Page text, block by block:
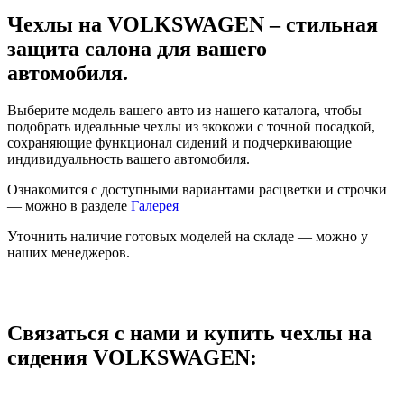
Чехлы на VOLKSWAGEN – стильная
защита салона для вашего
автомобиля.
Выберите модель вашего авто из нашего каталога, чтобы
подобрать идеальные чехлы из экокожи с точной посадкой,
сохраняющие функционал сидений и подчеркивающие
индивидуальность вашего автомобиля.
Ознакомится с доступными вариантами расцветки и строчки
— можно в разделе Галерея
Уточнить наличие готовых моделей на складе — можно у
наших менеджеров.
Связаться с нами и купить чехлы на
сидения VOLKSWAGEN: